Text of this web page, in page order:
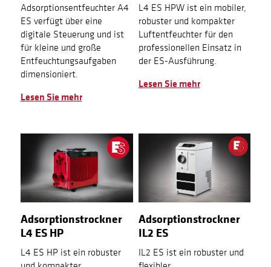
Adsorptionsentfeuchter A4
ES verfügt über eine
digitale Steuerung und ist
für kleine und große
Entfeuchtungsaufgaben
dimensioniert.
Lesen Sie mehr
L4 ES HPW ist ein mobiler,
robuster und kompakter
Luftentfeuchter für den
professionellen Einsatz in
der ES-Ausführung.
Lesen Sie mehr
Adsorptionstrockner
L4 ES HP
L4 ES HP ist ein robuster
Adsorptionstrockner
IL2 ES
IL2 ES ist ein robuster und